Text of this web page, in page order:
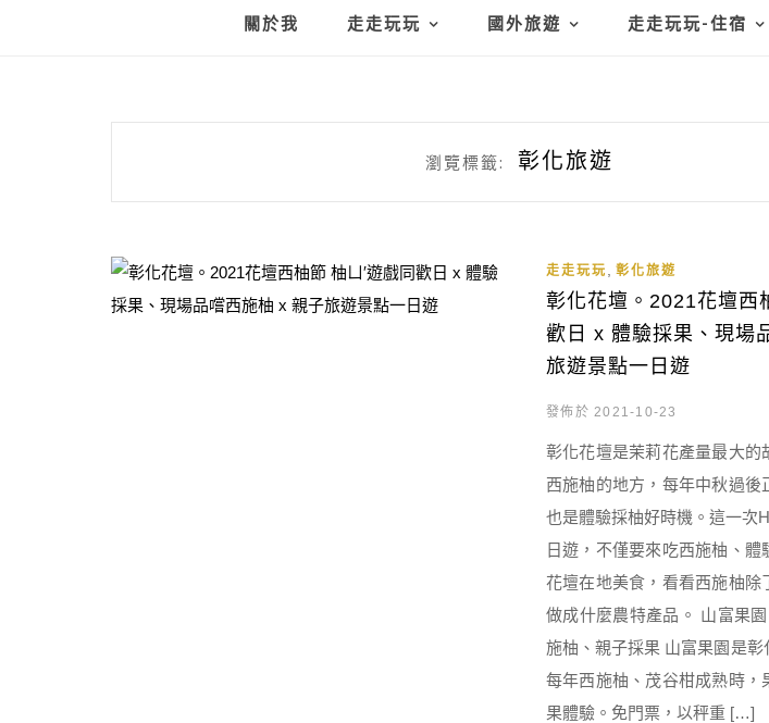
關於我 走走玩玩 國外旅遊 走走玩玩-住宿
瀏覽標籤: 彰化旅遊
走走玩玩 彰化旅遊
彰化花壇。2021花壇西
歡日 x 體驗採果、現場
旅遊景點一日遊
發佈於 2021-10-23
彰化花壇是茉莉花產量最大的
西施柚的地方，每年中秋過後
也是體驗採柚好時機。這一次
日遊，不僅要來吃西施柚、
花壇在地美食，看看西施柚除
做成什麼農特產品。 山富果
施柚、親子採果 山富果園是彰
每年西施柚、茂谷柑成熟時，
果體驗。免門票，以秤重 […]